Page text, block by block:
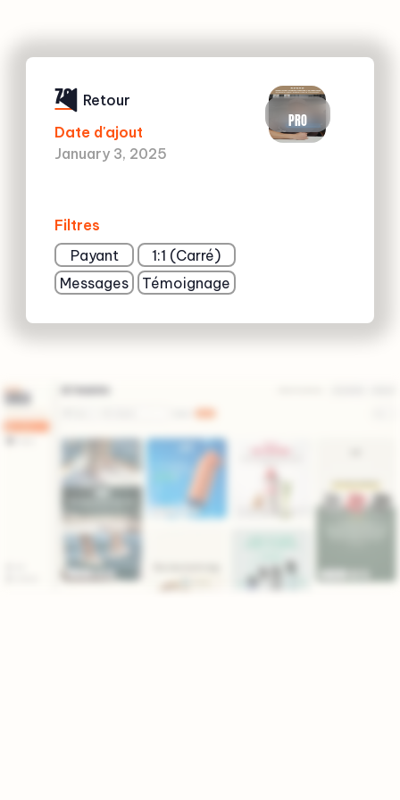
70
Date d'ajout
January 3, 2025
Filtres
Payant
1:1 (Carré)
Messages
Témoignage
PRO
Retour